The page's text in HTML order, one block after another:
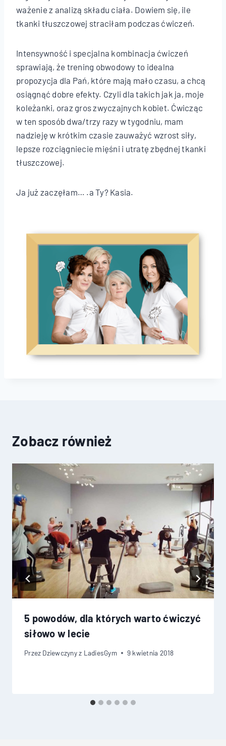
ważenie z analizą składu ciała. Dowiem się, ile
tkanki tłuszczowej straciłam podczas ćwiczeń.
Intensywność i specjalna kombinacja ćwiczeń
sprawiają, że trening obwodowy to idealna
propozycja dla Pań, które mają mało czasu, a chcą
osiągnąć dobre efekty. Czyli dla takich jak ja, moje
koleżanki, oraz gros zwyczajnych kobiet. Ćwicząc
w ten sposób dwa/trzy razy w tygodniu, mam
nadzieję w krótkim czasie zauważyć wzrost siły,
lepsze rozciągniecie mięśni i utratę zbędnej tkanki
tłuszczowej.
Ja już zaczęłam… .a Ty? Kasia.
Zobacz również
5 powodów, dla których warto ćwiczyć
siłowo w lecie
Przez Dziewczyny z LadiesGym 9 kwietnia 2018